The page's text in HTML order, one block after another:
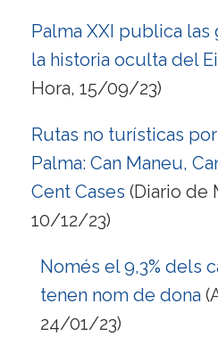
Palma XXI publica
la historia oculta del
Hora, 15/09/23)
Rutas no turísticas
Palma: Can Maneu,
Cent Cases (Diario de
10/12/23)
Només el 9,3% dels
tenen nom de dona
24/01/23)